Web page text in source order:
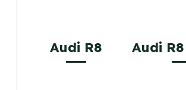
Audi R8 Audi